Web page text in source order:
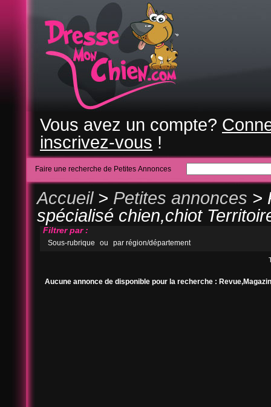
Vous avez un compte?
inscrivez-vous !
Faire une recherche de Petites Annonces
Accueil> Petites annonces >
spécialisé chien,chiot
Filtrer par :
Sous-rubrique ou par région/département
Aucune annonce de disponible pour la recherche :